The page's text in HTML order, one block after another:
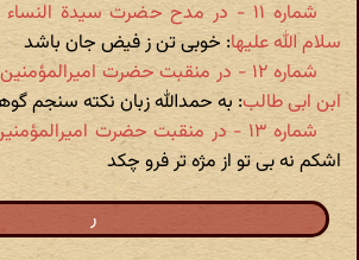
شماره ۱۱ - در مدح حضرت سیدة
سلام الله علیها: خوبی تن ز فیض جان باشد
شماره ۱۲ - در منقبت حضرت
ابن ابی طالب: به حمدالله زبان نکته سنجم
شماره ۱۳ - در منقبت حضرت امیرالمؤمنین علی ابن ابی طالب
اشکم نه بی تو از مژه تر فرو چکد
ر